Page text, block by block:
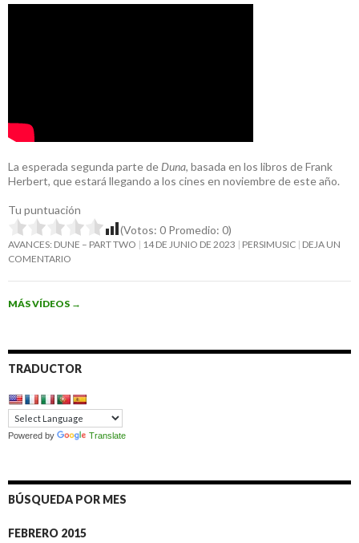
La esperada segunda parte de Duna, basada en los libros de Frank
Herbert, que estará llegando a los cines en noviembre de este año.
Tu puntuación
(Votos: 0 Promedio: 0)
AVANCES: DUNE – PART TWO 14 DE JUNIO DE 2023 PERSIMUSIC DEJA UN
COMENTARIO
MÁS VÍDEOS →
TRADUCTOR
Powered by Translate
BÚSQUEDA POR MES
FEBRERO 2015